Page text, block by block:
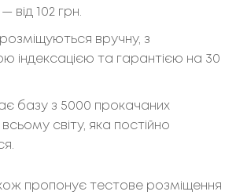
від 102 грн.
вручну, з
індексацією та гарантією на 30
базу з 5000 прокачаних
світу, яка постійно
пропонує тестове розміщення